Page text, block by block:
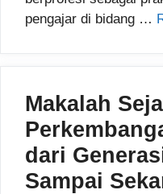
pengajar di bidang …
Makalah
dari
Sampai